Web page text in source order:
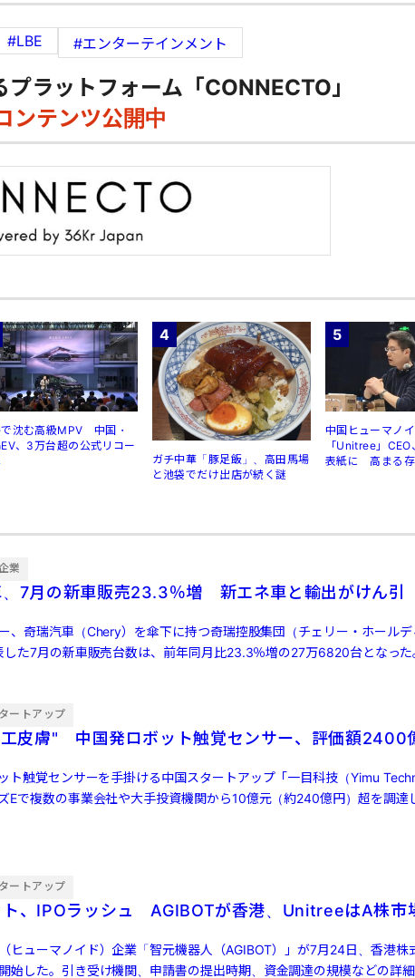
#LBE #エンターテインメント
ラットフォーム「CONNECTO」
ンテンツ公開中
沈む高級MPV 中国・
、3万台超の公式リコー
4
ガチ中華「豚足飯」、高田馬場
と池袋でだけ出店が続く謎
5
中国ヒューマノ
「Unitree」
表紙に 高まる存
業
7月の新車販売23.3％増 新エネ車と輸出がけん引
、奇瑞汽車（Chery）を傘下に持つ奇瑞控股集団（チェリー・ホール
した7月の新車販売台数は、前年同月比23.3％増の27万6820台となった
ートアップ
皮膚" 中国発ロボット触覚センサー、評価額2400
ト触覚センサーを手掛ける中国スタートアップ「一目科技（Yimu
Eで複数の事業会社や大手投資機関から10億元（約240億円）超を調達
ートアップ
ト、IPOラッシュ AGIBOTが香港、UnitreeはA株市
ヒューマノイド）企業「智元機器人（AGIBOT）」が7月24日、香港株
始した。引き受け機関、申請書の提出時期、資金調達の規模などの詳